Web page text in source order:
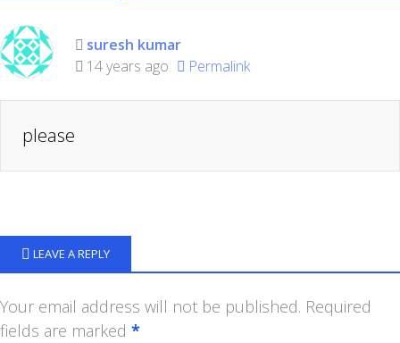
suresh kumar
14 years ago
Permalink
please
LEAVE A REPLY
Your email address will not be published. Required
fields are marked *